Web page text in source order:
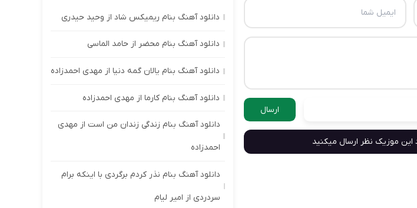
ارسال
این موزیک نظر ارسال میکنید
دانلود آهنگ بنام ریمیکس شاد از وحید حیدری
دانلود آهنگ بنام محضر از حامد الماسی
دانلود آهنگ بنام یالان گمه دنیا از مهدی احمدزاده
دانلود آهنگ بنام کارما از مهدی احمدزاده
دانلود آهنگ بنام زندگی زندان من است از مهدی
احمدزاده
دانلود آهنگ بنام نذر کردم برگردی با اینکه برام
سردردی از امیر لیام